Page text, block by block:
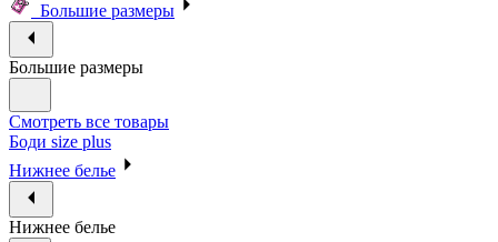
Большие размеры
Большие размеры
Смотреть все товары
Боди size plus
Нижнее белье
Нижнее белье